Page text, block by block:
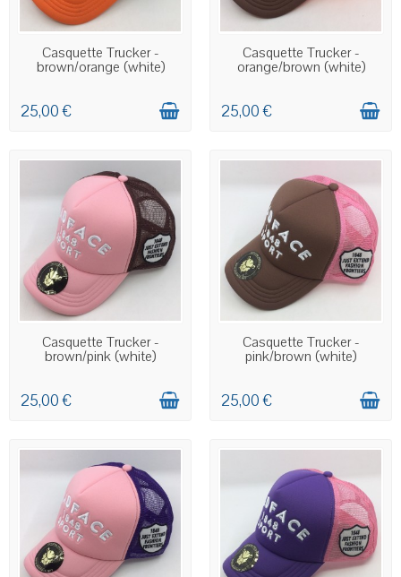
EN STOCK
Casquette Trucker -
brown/orange (white)
25,00 €
EN STOCK
Casquette Trucker -
orange/brown (white)
25,00 €
EN STOCK
Casquette Trucker -
brown/pink (white)
25,00 €
EN STOCK
Casquette Trucker -
pink/brown (white)
25,00 €